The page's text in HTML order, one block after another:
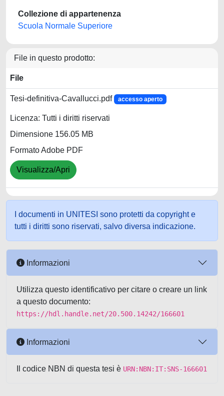
Collezione di appartenenza
Scuola Normale Superiore
File in questo prodotto:
File
Tesi-definitiva-Cavallucci.pdf accesso aperto
Licenza: Tutti i diritti riservati
Dimensione 156.05 MB
Formato Adobe PDF
Visualizza/Apri
I documenti in UNITESI sono protetti da copyright e
tutti i diritti sono riservati, salvo diversa indicazione.
Informazioni
Utilizza questo identificativo per citare o creare un link
a questo documento:
https://hdl.handle.net/20.500.14242/166601
Informazioni
Il codice NBN di questa tesi è URN:NBN:IT:SNS-166601